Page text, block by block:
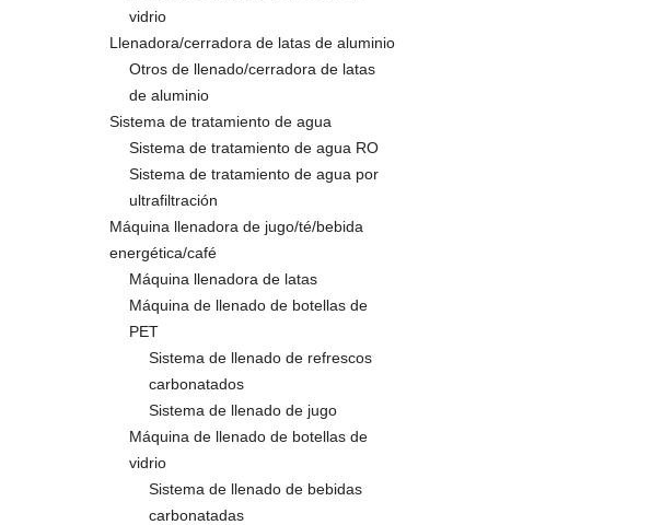
vidrio
Llenadora/cerradora de latas de aluminio
Otros de llenado/cerradora de latas
de aluminio
Sistema de tratamiento de agua
Sistema de tratamiento de agua RO
Sistema de tratamiento de agua por
ultrafiltración
Máquina llenadora de jugo/té/bebida
energética/café
Máquina llenadora de latas
Máquina de llenado de botellas de
PET
Sistema de llenado de refrescos
carbonatados
Sistema de llenado de jugo
Máquina de llenado de botellas de
vidrio
Sistema de llenado de bebidas
carbonatadas